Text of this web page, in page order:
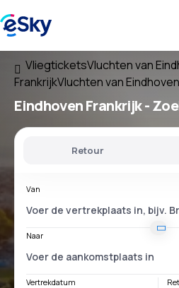
VliegticketsVluchten van
FrankrijkVluchten van
Eindhoven Frankrijk-
Retour
Van
Naar
Vertrekdatum